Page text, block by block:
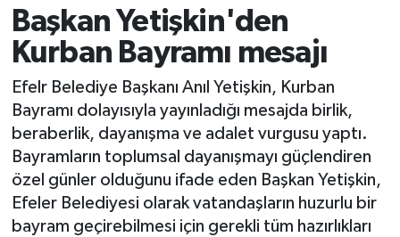
Başkan Yetişkin'den
Kurban Bayramı mesajı
Efelr Belediye Başkanı Anıl Yetişkin, Kurban
Bayramı dolayısıyla yayınladığı mesajda birlik,
beraberlik, dayanışma ve adalet vurgusu yaptı.
Bayramların toplumsal dayanışmayı güçlendiren
özel günler olduğunu ifade eden Başkan Yetişkin,
Efeler Belediyesi olarak vatandaşların huzurlu bir
bayram geçirebilmesi için gerekli tüm hazırlıkları
Tüm Manşetler
Son Dakika Haberleri
Haber Arşivi